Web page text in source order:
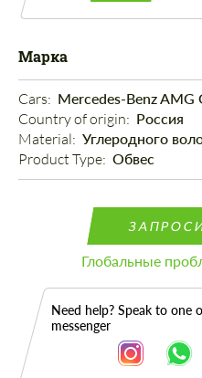
Марка
Cars: Mercedes-Benz AMG
Country of origin: Россия
Material: Углеродного
Product Type: Обвес
Глобальные
Need help? Speak to one
messenger